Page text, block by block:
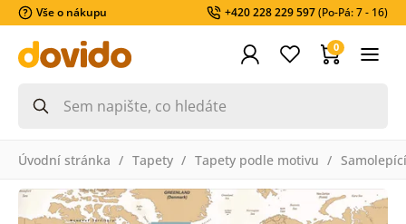
Vše o nákupu +420 228 229 597(Po-Pá: 7 - 16)
0
Úvodní stránka Tapety Tapety podle motivu